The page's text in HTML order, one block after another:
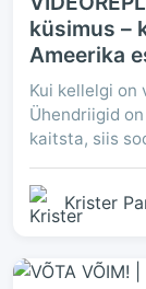
küsimus –
Ameerika
Kui kellelgi on
Ühendriigid
kaitsta, siis
Krister